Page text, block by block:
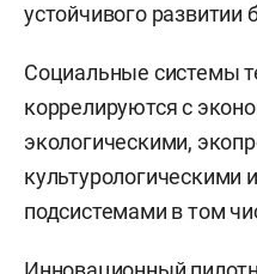
устойчивого развитии
Социальные системы
коррелируются с
экологическими,
культурологическими
подсистемами в том